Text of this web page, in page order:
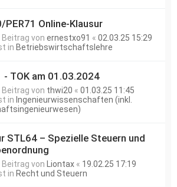
PER71 Online-Klausur
Beitrag von ernestxo91 « 02.03.25 15:29
in Betriebswirtschaftslehre
- TOK am 01.03.2024
Beitrag von thwi20 « 01.03.25 11:45
in Ingenieurwissenschaften (inkl.
STL64 – Spezielle Steuern und
Beitrag von Liontax « 19.02.25 17:19
in Recht und Steuern